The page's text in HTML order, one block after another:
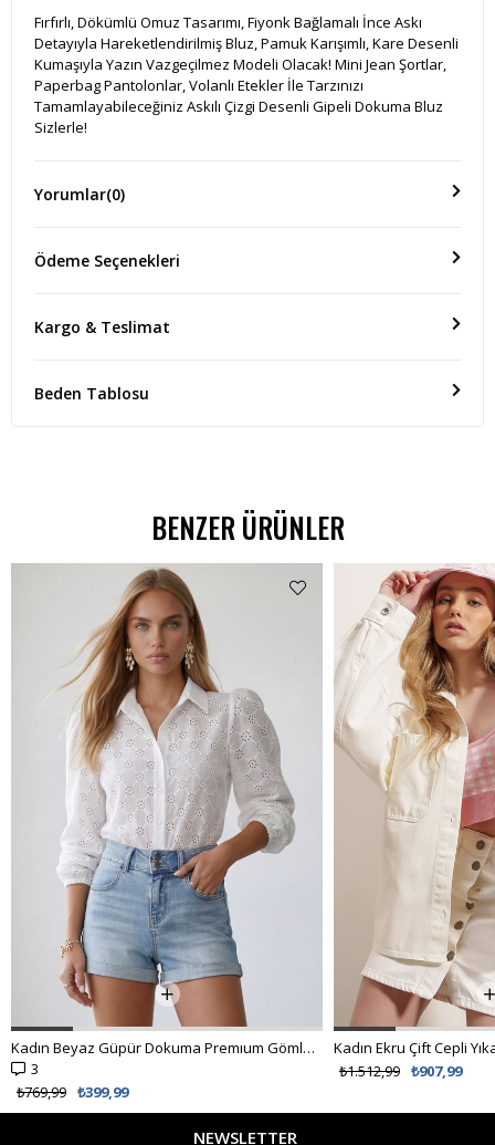
Fırfırlı, Dökümlü Omuz Tasarımı, Fiyonk Bağlamalı İnce Askı
Detayıyla Hareketlendirilmiş Bluz, Pamuk Karışımlı, Kare Desenli
Kumaşıyla Yazın Vazgeçilmez Modeli Olacak! Mini Jean Şortlar,
Paperbag Pantolonlar, Volanlı Etekler İle Tarzınızı
Tamamlayabileceğiniz Askılı Çizgi Desenli Gipeli Dokuma Bluz
Sizlerle!
Yorumlar(0)
Ödeme Seçenekleri
Kargo & Teslimat
Beden Tablosu
BENZER ÜRÜNLER
Kadın Beyaz Güpür Dokuma Premıum Gömlek ALC-X4366
3
₺399,99
₺769,99
₺907,99
₺1.512,99
NEWSLETTER